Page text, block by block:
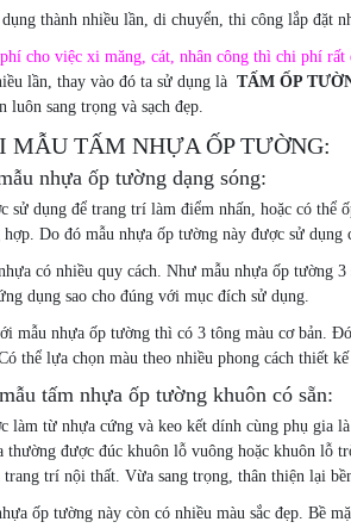
thành nhiều lần, di chuyển, thi công lắp đặt
cho việc xi măng, cát, nhân công thì chi phí rất
lần, thay vào đó ta sử dụng làTẤM ỐP
luôn sang trọng và sạch đẹp.
MẪU TẤM NHỰA ỐP TƯỜNG:
nhựa ốp tường dạng sóng:
sử dụng để trang trí làm điểm nhấn, hoặc có
Do đó mẫu nhựa ốp tường này được sử
có nhiều quy cách. Như mẫu nhựa ốp tường
dụng sao cho đúng với mục đích sử dụng.
mẫu nhựa ốp tường thì có 3 tông màu cơ bản.
thể lựa chọn màu theo nhiều phong cách thiết kế
tấm nhựa ốp tường khuôn có sẵn:
làm từ nhựa cứng và keo kết dính cùng phụ gia
thường được đúc khuôn lỗ vuông hoặc khuôn lỗ
trí nội thất. Vừa sang trọng, thân thiện lại
ốp tường này còn có nhiều màu sắc đẹp. Bề